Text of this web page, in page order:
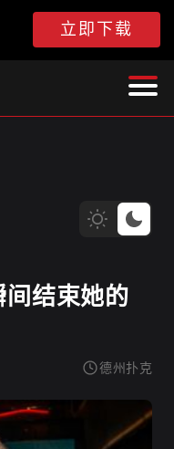
立即下载
结束她的
德州扑克